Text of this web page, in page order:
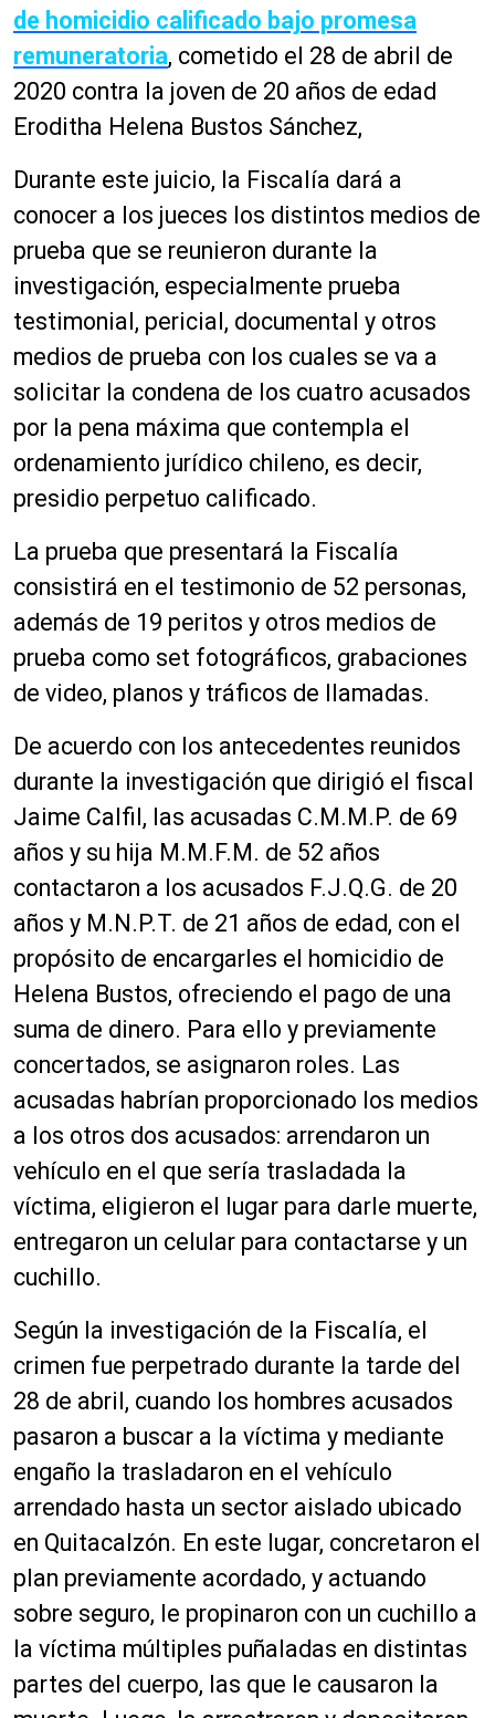
de homicidio calificado bajo promesa
remuneratoria, cometido el 28 de abril de
2020 contra la joven de 20 años de edad
Eroditha Helena Bustos Sánchez,
Durante este juicio, la Fiscalía dará a
conocer a los jueces los distintos medios de
prueba que se reunieron durante la
investigación, especialmente prueba
testimonial, pericial, documental y otros
medios de prueba con los cuales se va a
solicitar la condena de los cuatro acusados
por la pena máxima que contempla el
ordenamiento jurídico chileno, es decir,
presidio perpetuo calificado.
La prueba que presentará la Fiscalía
consistirá en el testimonio de 52 personas,
además de 19 peritos y otros medios de
prueba como set fotográficos, grabaciones
de video, planos y tráficos de llamadas.
De acuerdo con los antecedentes reunidos
durante la investigación que dirigió el fiscal
Jaime Calfil, las acusadas C.M.M.P. de 69
años y su hija M.M.F.M. de 52 años
contactaron a los acusados F.J.Q.G. de 20
años y M.N.P.T. de 21 años de edad, con el
propósito de encargarles el homicidio de
Helena Bustos, ofreciendo el pago de una
suma de dinero. Para ello y previamente
concertados, se asignaron roles. Las
acusadas habrían proporcionado los medios
a los otros dos acusados: arrendaron un
vehículo en el que sería trasladada la
víctima, eligieron el lugar para darle muerte,
entregaron un celular para contactarse y un
cuchillo.
Según la investigación de la Fiscalía, el
crimen fue perpetrado durante la tarde del
28 de abril, cuando los hombres acusados
pasaron a buscar a la víctima y mediante
engaño la trasladaron en el vehículo
arrendado hasta un sector aislado ubicado
en Quitacalzón. En este lugar, concretaron el
plan previamente acordado, y actuando
sobre seguro, le propinaron con un cuchillo a
la víctima múltiples puñaladas en distintas
partes del cuerpo, las que le causaron la